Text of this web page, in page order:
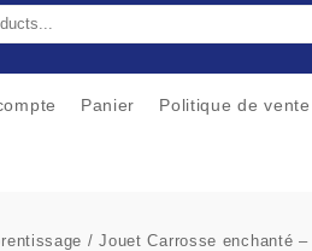
Panier Politique de vente
/ Jouet Carrosse enchanté